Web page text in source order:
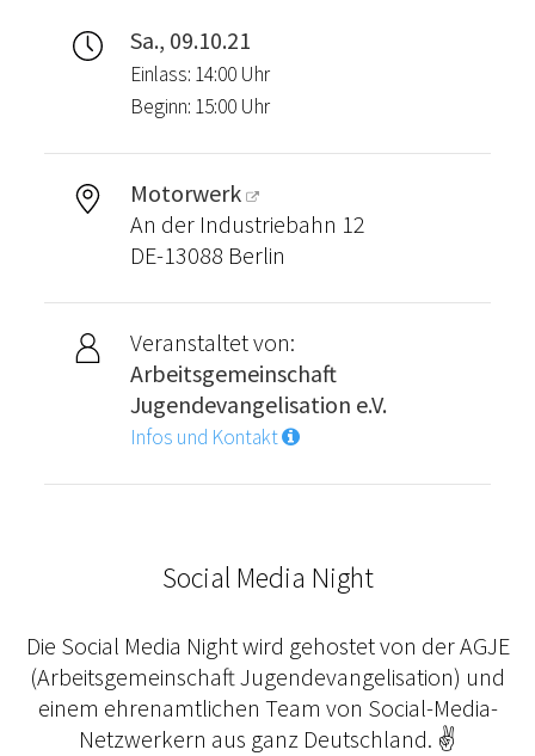
Sa., 09.10.21
Einlass: 14:00 Uhr
Beginn: 15:00 Uhr
Motorwerk
An der Industriebahn 12
DE-13088 Berlin
Veranstaltet von:
Arbeitsgemeinschaft
Jugendevangelisation e.V.
Infos und Kontakt
Social Media Night
Die Social Media Night wird gehostet von der AGJE
(Arbeitsgemeinschaft Jugendevangelisation) und
einem ehrenamtlichen Team von Social-Media-
Netzwerkern aus ganz Deutschland. ✌